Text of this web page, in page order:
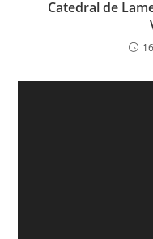
Catedral de